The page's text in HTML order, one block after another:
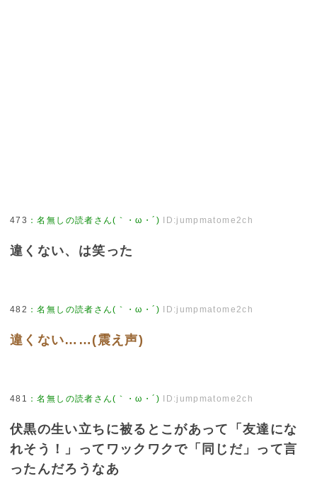
473 ：名無しの読者さん(｀・ω・´) ID:jumpmatome2ch
違くない、は笑った
482 ：名無しの読者さん(｀・ω・´) ID:jumpmatome2ch
違くない……(震え声)
481 ：名無しの読者さん(｀・ω・´) ID:jumpmatome2ch
伏黒の生い立ちに被るとこがあって「友達にな
れそう！」ってワックワクで「同じだ」って言
ったんだろうなあ